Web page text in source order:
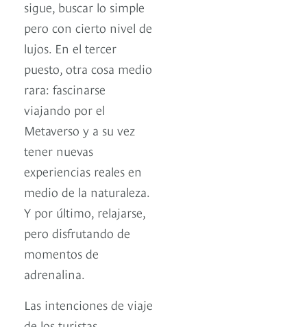
sigue, buscar lo simple
pero con cierto nivel de
lujos. En el tercer
puesto, otra cosa medio
rara: fascinarse
viajando por el
Metaverso y a su vez
tener nuevas
experiencias reales en
medio de la naturaleza.
Y por último, relajarse,
pero disfrutando de
momentos de
adrenalina.
Las intenciones de viaje